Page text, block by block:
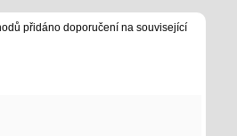
přidáno doporučení na související